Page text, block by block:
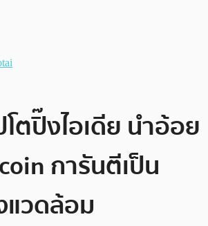
ตปิ๊งไอเดีย นำอ้อย
การันตีเป็น
วดล้อม